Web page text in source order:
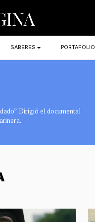
SABERES PORTAFOLIO
Dirigió el documental